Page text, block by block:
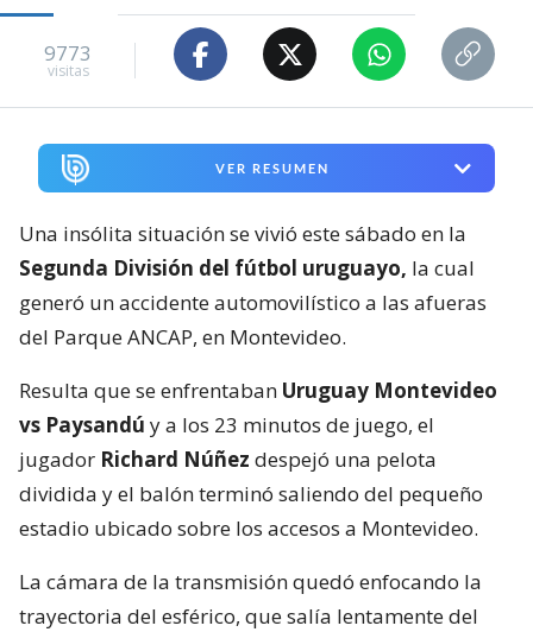
9773
visitas
VER RESUMEN
Una insólita situación se vivió este sábado en la
Segunda División del fútbol uruguayo, la cual
generó un accidente automovilístico a las afueras
del Parque ANCAP, en Montevideo.
Resulta que se enfrentaban Uruguay Montevideo
vs Paysandú y a los 23 minutos de juego, el
jugador Richard Núñez despejó una pelota
dividida y el balón terminó saliendo del pequeño
estadio ubicado sobre los accesos a Montevideo.
La cámara de la transmisión quedó enfocando la
trayectoria del esférico, que salía lentamente del